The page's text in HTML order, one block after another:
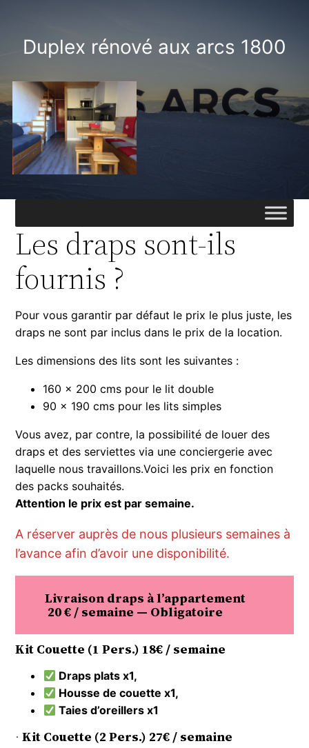
contentDuplex rénové aux arcs 1800
Les draps sont-ils
fournis ?
Pour vous garantir par défaut le prix le plus juste, les
draps ne sont par inclus dans le prix de la location.
Les dimensions des lits sont les suivantes :
160 x 200 cms pour le lit double
90 x 190 cms pour les lits simples
Vous avez, par contre, la possibilité de louer des
draps et des serviettes via une conciergerie avec
laquelle nous travaillons.Voici les prix en fonction
des packs souhaités.
Attention le prix est par semaine.
A réserver auprès de nous plusieurs semaines à
l’avance afin d’avoir une disponibilité.
Livraison draps à l’appartement
20 € / semaine — Obligatoire
Kit Couette (1 Pers.) 18€ / semaine
Draps plats x1,
Housse de couette x1,
Taies d’oreillers x1
·Kit Couette (2 Pers.) 27€ / semaine